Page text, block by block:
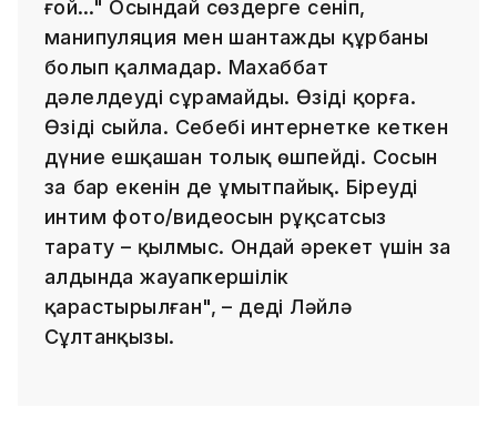
ғой…" Осындай сөздерге сеніп,
манипуляция мен шантаждың құрбаны
болып қалмаңдар. Махаббат
дәлелдеуді сұрамайды. Өзіңді қорға.
Өзіңді сыйла. Себебі интернетке кеткен
дүние ешқашан толық өшпейді. Сосын
заң бар екенін де ұмытпайық. Біреудің
интим фото/видеосын рұқсатсыз
тарату – қылмыс. Ондай әрекет үшін заң
алдында жауапкершілік
қарастырылған", – деді Ләйлә
Сұлтанқызы.